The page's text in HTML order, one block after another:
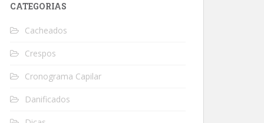
CATEGORIAS
Cacheados
Crespos
Cronograma Capilar
Danificados